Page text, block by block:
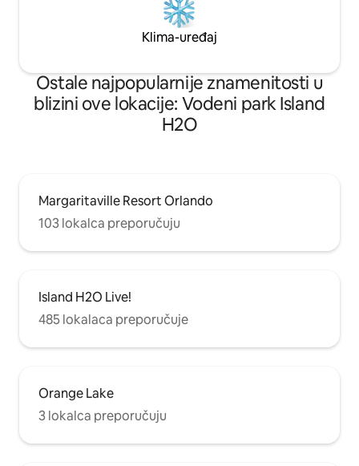
Klima-uređaj
Ostale najpopularnije znamenitosti u
blizini ove lokacije: Vodeni park Island
H2O
Margaritaville Resort Orlando
103 lokalca preporučuju
Island H2O Live!
485 lokalaca preporučuje
Orange Lake
3 lokalca preporučuju